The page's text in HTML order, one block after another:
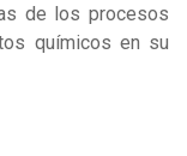
de los procesos
químicos en su